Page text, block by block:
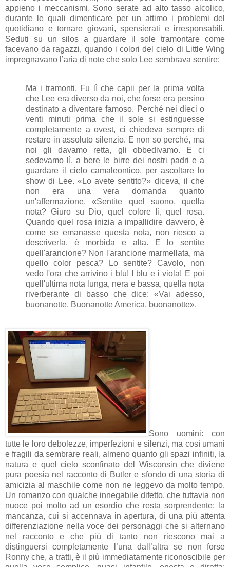
appieno i meccanismi. Sono serate ad alto tasso alcolico,
durante le quali dimenticare per un attimo i problemi del
quotidiano e tornare giovani, spensierati e irresponsabili.
Seduti su un silos a guardare il sole tramontare come
facevano da ragazzi, quando i colori del cielo di Little Wing
impregnavano l’aria di note che solo Lee sembrava sentire:
Ma i tramonti. Fu lì che capii per la prima volta
che Lee era diverso da noi, che forse era persino
destinato a diventare famoso. Perché nei dieci o
venti minuti prima che il sole si estinguesse
completamente a ovest, ci chiedeva sempre di
restare in assoluto silenzio. E non so perché, ma
noi gli davamo retta, gli obbedivamo. E ci
sedevamo lì, a bere le birre dei nostri padri e a
guardare il cielo camaleontico, per ascoltare lo
show di Lee. «Lo avete sentito?» diceva, il che
non era una vera domanda quanto
un'affermazione. «Sentite quel suono, quella
nota? Giuro su Dio, quel colore lì, quel rosa.
Quando quel rosa inizia a impallidire davvero, è
come se emanasse questa nota, non riesco a
descriverla, è morbida e alta. E lo sentite
quell'arancione? Non l'arancione marmellata, ma
quello color pesca? Lo sentite? Cavolo, non
vedo l'ora che arrivino i blu! I blu e i viola! E poi
quell'ultima nota lunga, nera e bassa, quella nota
riverberante di basso che dice: «Vai adesso,
buonanotte. Buonanotte America, buonanotte».
Sono uomini: con
tutte le loro debolezze, imperfezioni e silenzi, ma così umani
e fragili da sembrare reali, almeno quanto gli spazi infiniti, la
natura e quel cielo sconfinato del Wisconsin che diviene
pura poesia nel racconto di Butler e sfondo di una storia di
amicizia al maschile come non ne leggevo da molto tempo.
Un romanzo con qualche innegabile difetto, che tuttavia non
nuoce poi molto ad un esordio che resta sorprendente: la
mancanza, cui si accennava in apertura, di una più attenta
differenziazione nella voce dei personaggi che si alternano
nel racconto e che più di tanto non riescono mai a
distinguersi completamente l’una dall’altra se non forse
Ronny che, a tratti, è il più immediatamente riconoscibile per